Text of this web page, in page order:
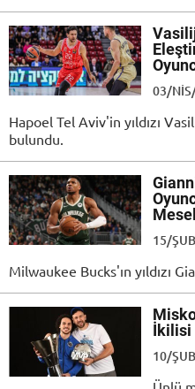
03/
Hapoel Tel Aviv'in yıldızı
bulundu.
15/
Milwaukee Bucks'ın yıldızı
İkilisi
10/